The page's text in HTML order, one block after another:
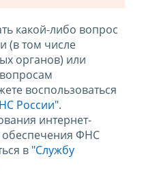
какой-либо вопрос
(в том числе
органов) или
воспользоваться
России".
интернет-
обеспечения ФНС
в "Службу